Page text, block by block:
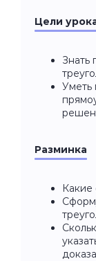
Цели
Знать
Уметь
Разминка
Какие